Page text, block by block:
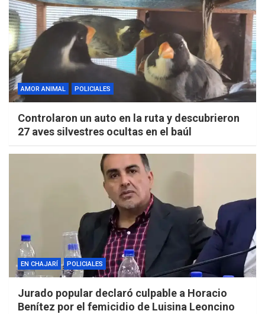
AMOR ANIMAL POLICIALES
Controlaron un auto en la ruta y descubrieron
27 aves silvestres ocultas en el baúl
EN CHAJARÍ POLICIALES
Jurado popular declaró culpable a Horacio
Benítez por el femicidio de Luisina Leoncino